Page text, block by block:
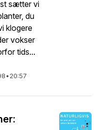
sætter vi
du
klogere
vokser
tids...
•20:57